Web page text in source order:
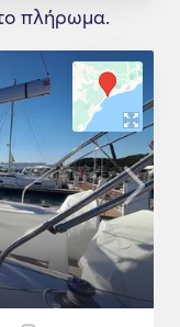
πλήρωμα.